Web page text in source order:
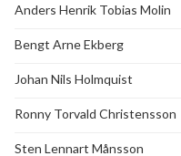
Anders Henrik Tobias Molin
Bengt Arne Ekberg
Johan Nils Holmquist
Ronny Torvald Christensson
Sten Lennart Månsson